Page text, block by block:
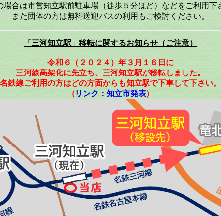
場合は市営知立駅前駐車場 （徒歩５分ほど）などをご利用下
また団体の方は無料送迎バスの利用もご検討ください。
「三河知立駅」移転に関するお知らせ（ご注意）
令和６（２０２４）年３月１６日に
三河線高架化に先立ち、三河知立駅が移転しました。
名鉄線ご利用の方はどの方面からも知立駅で下車して下さい。
（ リンク：知立市発表）